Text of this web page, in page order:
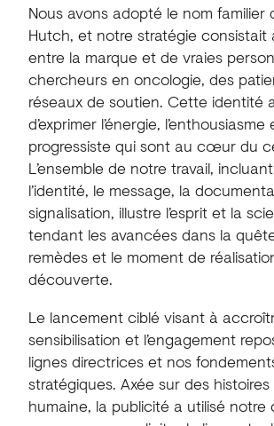
Nous avons adopté le nom familier
Hutch, et notre stratégie consistait
entre la marque et de vraies
chercheurs en oncologie, des
réseaux de soutien. Cette identité
d’exprimer l’énergie,
progressiste qui sont au cœur du
L’ensemble de notre travail,
l’identité, le message, la
signalisation, illustre l’esprit et la
tendant les avancées dans la
remèdes et le moment de
découverte.
Le lancement ciblé visant à
sensibilisation et l’engagement
lignes directrices et nos
stratégiques. Axée sur des
humaine, la publicité a utilisé notre